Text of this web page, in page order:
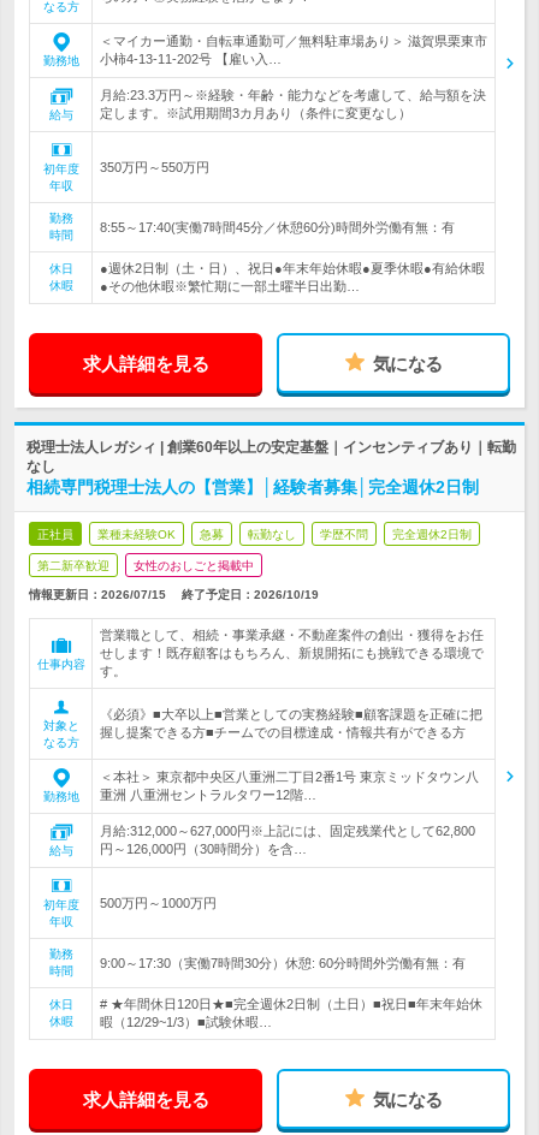
なる方
勤務地
＜マイカー通勤・自転車通勤可／無料駐車場あり＞ 滋賀県栗東市
小柿4-13-11-202号 【雇い入…
給与
月給:23.3万円～※経験・年齢・能力などを考慮して、給与額を決
定します。※試用期間3カ月あり（条件に変更なし）
初年度
年収
350万円～550万円
勤務
時間
8:55～17:40(実働7時間45分／休憩60分)時間外労働有無：有
休日
休暇
●週休2日制（土・日）、祝日●年末年始休暇●夏季休暇●有給休暇
●その他休暇※繁忙期に一部土曜半日出勤…
求人詳細を見る 気になる
税理士法人レガシィ | 創業60年以上の安定基盤｜インセンティブあり｜転勤
なし
相続専門税理士法人の【営業】│経験者募集│完全週休2日制
正社員 業種未経験OK 急募 転勤なし 学歴不問 完全週休2日制
第二新卒歓迎 女性のおしごと掲載中
情報更新日：2026/07/15 終了予定日： 2026/10/19
仕事内容
営業職として、相続・事業承継・不動産案件の創出・獲得をお任
せします！既存顧客はもちろん、新規開拓にも挑戦できる環境で
す。
対象と
なる方
《必須》■大卒以上■営業としての実務経験■顧客課題を正確に把
握し提案できる方■チームでの目標達成・情報共有ができる方
勤務地
＜本社＞ 東京都中央区八重洲二丁目2番1号 東京ミッドタウン八
重洲 八重洲セントラルタワー12階…
給与
月給:312,000～627,000円※上記には、固定残業代として62,800
円～126,000円（30時間分）を含…
初年度
年収
500万円～1000万円
勤務
時間
9:00～17:30（実働7時間30分）休憩: 60分時間外労働有無：有
休日
休暇
# ★年間休日120日★■完全週休2日制（土日）■祝日■年末年始休
暇（12/29~1/3）■試験休暇…
求人詳細を見る 気になる